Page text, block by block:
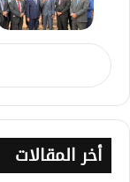
أخر المقالات